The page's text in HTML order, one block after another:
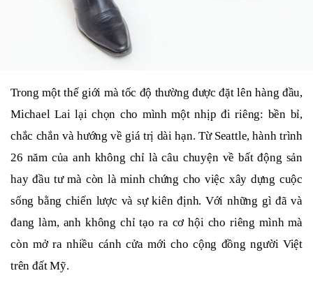
Trong một thế giới mà tốc độ thường được đặt lên hàng đầu,
Michael Lai lại chọn cho mình một nhịp đi riêng: bền bỉ,
chắc chắn và hướng về giá trị dài hạn. Từ Seattle, hành trình
26 năm của anh không chỉ là câu chuyện về bất động sản
hay đầu tư mà còn là minh chứng cho việc xây dựng cuộc
sống bằng chiến lược và sự kiên định. Với những gì đã và
đang làm, anh không chỉ tạo ra cơ hội cho riêng mình mà
còn mở ra nhiều cánh cửa mới cho cộng đồng người Việt
trên đất Mỹ.